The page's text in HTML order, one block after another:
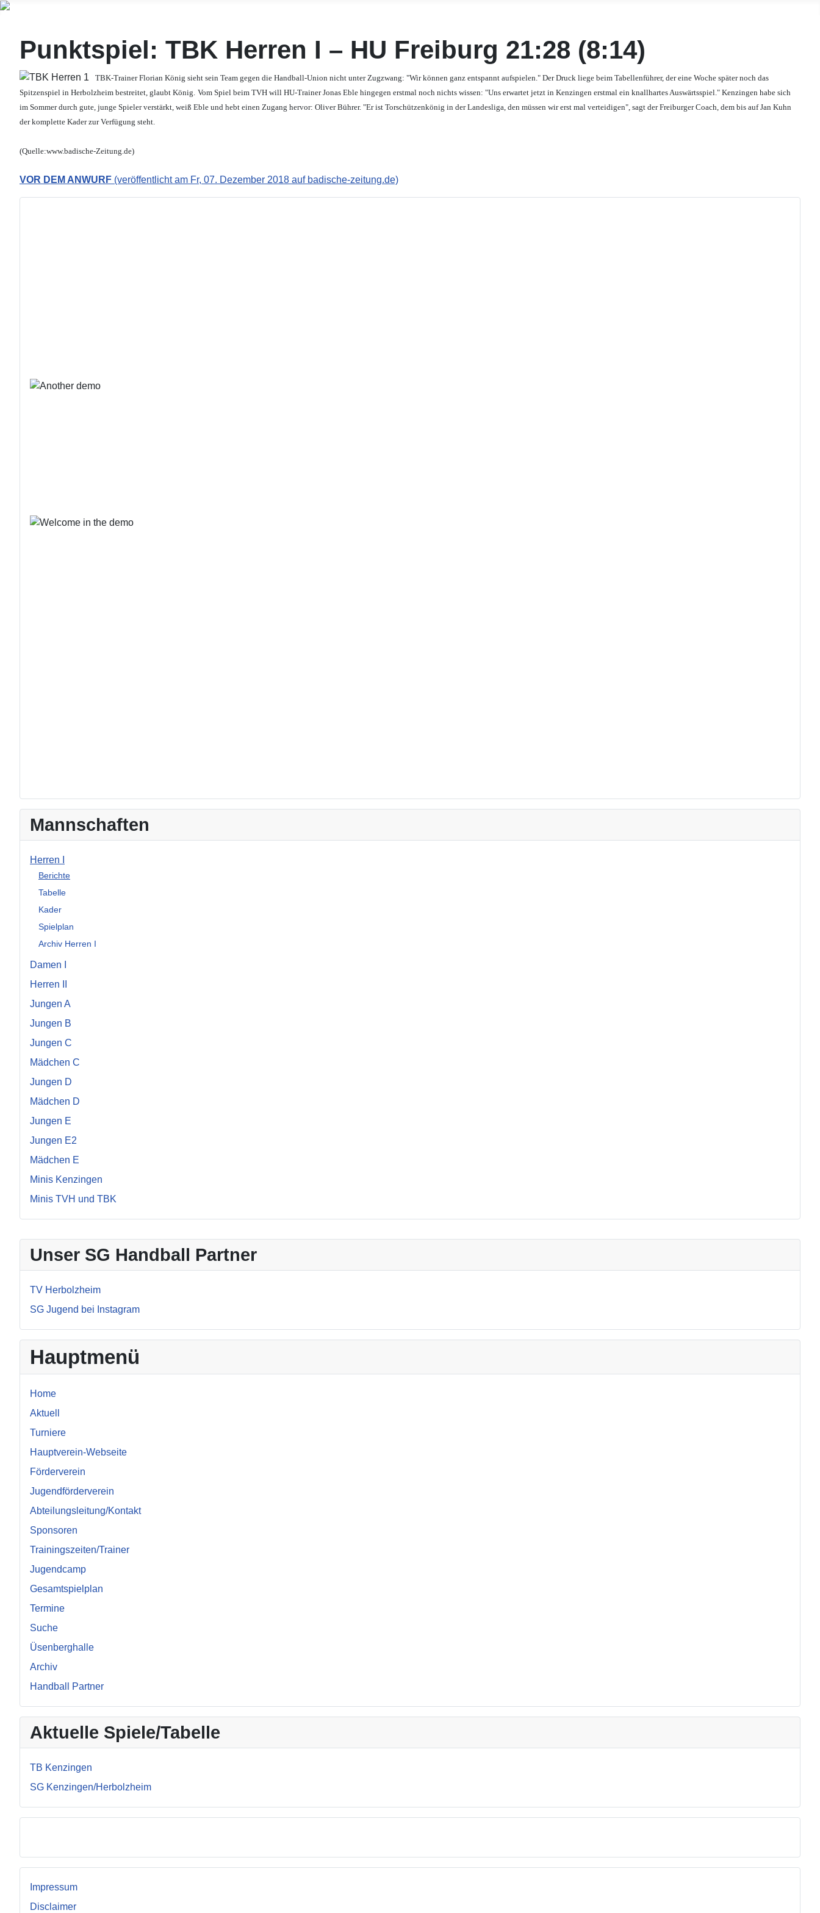
Unser SG Handball Partner
TV Herbolzheim
SG Jugend bei Instagram
Hauptmenü
Home
Aktuell
Turniere
Hauptverein-Webseite
Förderverein
Jugendförderverein
Abteilungsleitung/Kontakt
Sponsoren
Trainingszeiten/Trainer
Jugendcamp
Gesamtspielplan
Termine
Suche
Üsenberghalle
Archiv
Handball Partner
Aktuelle Spiele/Tabelle
TB Kenzingen
SG Kenzingen/Herbolzheim
Impressum
Disclaimer
Punktspiel: TBK Herren I – HU Freiburg 21:28 (8:14)
TBK-Trainer Florian König sieht sein Team gegen die Handball-Union nicht unter Zugzwang: "Wir können ganz entspannt aufspielen." Der Druck liege beim Tabellenführer, der eine Woche später noch das
Spitzenspiel in Herbolzheim bestreitet, glaubt König. Vom Spiel beim TVH will HU-Trainer Jonas Eble hingegen erstmal noch nichts wissen: "Uns erwartet jetzt in Kenzingen erstmal ein knallhartes Auswärtsspiel." Kenzingen habe sich
im Sommer durch gute, junge Spieler verstärkt, weiß Eble und hebt einen Zugang hervor: Oliver Bührer. "Er ist Torschützenkönig in der Landesliga, den müssen wir erst mal verteidigen", sagt der Freiburger Coach, dem bis auf Jan Kuhn
der komplette Kader zur Verfügung steht.
(Quelle:www.badische-Zeitung.de)
VOR DEM ANWURF (veröffentlicht am Fr, 07. Dezember 2018 auf badische-zeitung.de)
Mannschaften
Herren I
Berichte
Tabelle
Kader
Spielplan
Archiv Herren I
Damen I
Herren II
Jungen A
Jungen B
Jungen C
Mädchen C
Jungen D
Mädchen D
Jungen E
Jungen E2
Mädchen E
Minis Kenzingen
Minis TVH und TBK